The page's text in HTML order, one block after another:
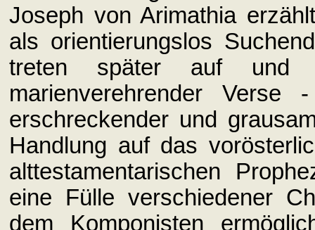
Joseph von Arimathia
als orientierungslos
treten später auf und
marienverehrender
erschreckender und
Handlung auf das
alttestamentarischen
eine Fülle verschiedener
dem Komponisten